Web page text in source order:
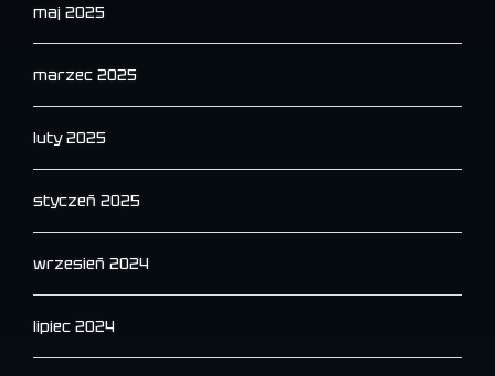
maj 2025
marzec 2025
luty 2025
styczeń 2025
wrzesień 2024
lipiec 2024